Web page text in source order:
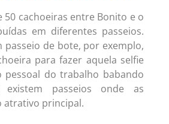
50 cachoeiras entre Bonito e o
em diferentes passeios.
passeio de bote, por exemplo,
para fazer aquela selfie
pessoal do trabalho babando
passeios onde as
atrativo principal.